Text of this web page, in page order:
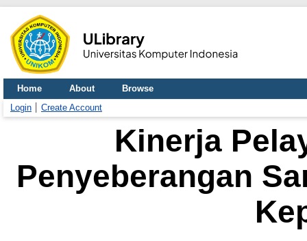
Home About
Browse
Login
Create Account
Kinerja
Penyeberangan